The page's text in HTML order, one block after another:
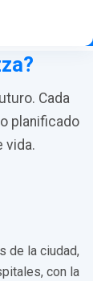
Cada
planificado
vida.
de la ciudad,
con la